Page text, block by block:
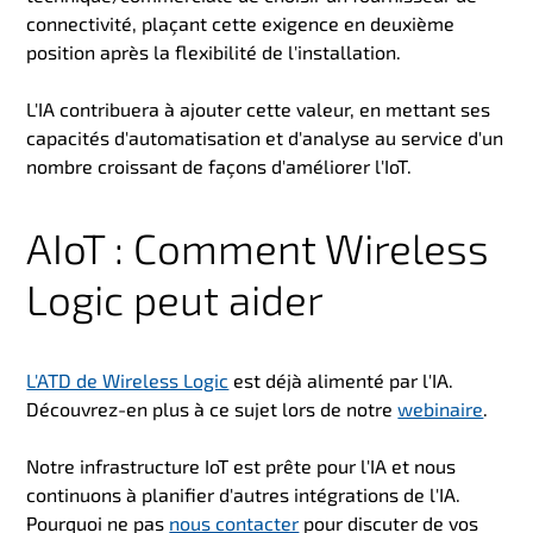
connectivité, plaçant cette exigence en deuxième
position après la flexibilité de l'installation.
L'IA contribuera à ajouter cette valeur, en mettant ses
capacités d'automatisation et d'analyse au service d'un
nombre croissant de façons d'améliorer l'IoT.
AIoT : Comment Wireless
Logic peut aider
L'ATD de Wireless Logic est déjà alimenté par l'IA.
Découvrez-en plus à ce sujet lors de notrewebinaire
Notre infrastructure IoT est prête pour l'IA et nous
continuons à planifier d'autres intégrations de l'IA.
Pourquoi ne pas nous contacter pour discuter de vos